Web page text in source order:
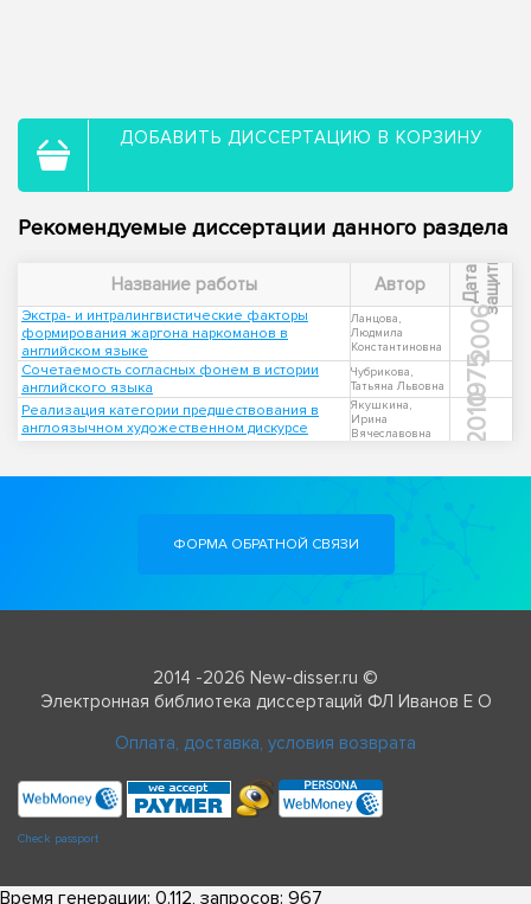
ДОБАВИТЬ ДИССЕРТАЦИЮ В КОРЗИНУ
Рекомендуемые диссертации данного раздела
Название работы Автор Д
а
т
а
з
а
щ
и
т ы
Экстра- и интралингвистические факторы
формирования жаргона наркоманов в
английском языке
Ланцова,
Людмила
Константиновна
2006
Сочетаемость согласных фонем в истории
английского языка
Чубрикова,
Татьяна Львовна
1975
Реализация категории предшествования в
англоязычном художественном дискурсе
Якушкина,
Ирина
Вячеславовна
2010
ФОРМА ОБРАТНОЙ СВЯЗИ
2014 -2026 New-disser.ru ©
Электронная библиотека диссертаций ФЛ Иванов Е О
Оплата, доставка, условия возврата
Check passport
Время генерации: 0.112, запросов: 967